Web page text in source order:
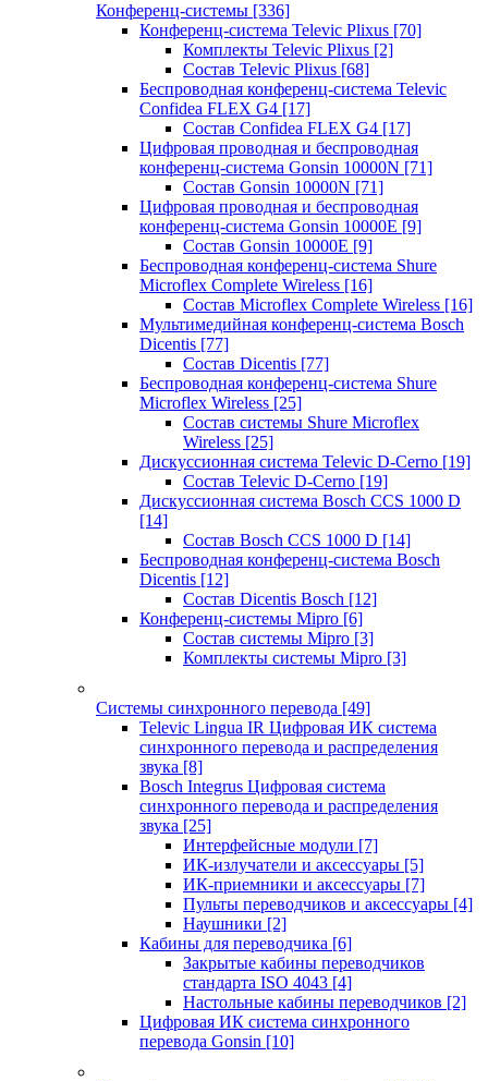
Конференц-системы [336]
Конференц-система Televic Plixus [70]
Комплекты Televic Plixus [2]
Состав Televic Plixus [68]
Беспроводная конференц-система Televic
Confidea FLEX G4 [17]
Состав Confidea FLEX G4 [17]
Цифровая проводная и беспроводная
конференц-система Gonsin 10000N [71]
Состав Gonsin 10000N [71]
Цифровая проводная и беспроводная
конференц-система Gonsin 10000E [9]
Состав Gonsin 10000E [9]
Беспроводная конференц-система Shure
Microflex Complete Wireless [16]
Состав Microflex Complete Wireless [16]
Мультимедийная конференц-система Bosch
Dicentis [77]
Состав Dicentis [77]
Беспроводная конференц-система Shure
Microflex Wireless [25]
Состав системы Shure Microflex
Wireless [25]
Дискуссионная система Televic D-Cerno [19]
Состав Televic D-Cerno [19]
Дискуссионная система Bosch CCS 1000 D
[14]
Состав Bosch CCS 1000 D [14]
Беспроводная конференц-система Bosch
Dicentis [12]
Состав Dicentis Bosch [12]
Конференц-системы Mipro [6]
Состав системы Mipro [3]
Комплекты системы Mipro [3]
Системы синхронного перевода [49]
Televic Lingua IR Цифровая ИК система
синхронного перевода и распределения
звука [8]
Bosch Integrus Цифровая система
синхронного перевода и распределения
звука [25]
Интерфейсные модули [7]
ИК-излучатели и аксессуары [5]
ИК-приемники и аксессуары [7]
Пульты переводчиков и аксессуары [4]
Наушники [2]
Кабины для переводчика [6]
Закрытые кабины переводчиков
стандарта ISO 4043 [4]
Настольные кабины переводчиков [2]
Цифровая ИК система синхронного
перевода Gonsin [10]